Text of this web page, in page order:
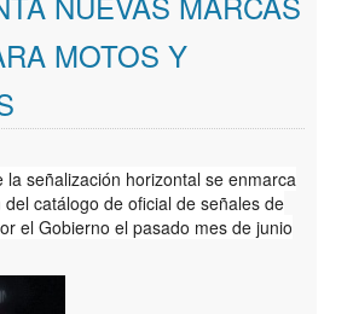
MOTOS Y
la señalización horizontal se enmarca
catálogo de oficial de señales de
el Gobierno el pasado mes de junio